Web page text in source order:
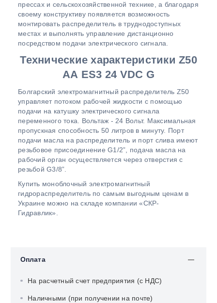
прессах и сельскохозяйственной технике, а благодаря
своему конструктиву появляется возможность
монтировать распределитель в труднодоступных
местах и выполнять управление дистанционно
посредством подачи электрического сигнала.
Технические характеристики Z50
AА ES3 24 VDC G
Болгарский электромагнитный распределитель Z50
управляет потоком рабочей жидкости с помощью
подачи на катушку электрического сигнала
переменного тока. Вольтаж - 24 Вольт. Максимальная
пропускная способность 50 литров в минуту. Порт
подачи масла на распределитель и порт слива имеют
резьбовое присоединение G1/2”, подача масла на
рабочий орган осуществляется через отверстия с
резьбой G3/8”.
Купить моноблочный электромагнитный
гидрораспределитель по самым выгодным ценам в
Украине можно на складе компании «СКР-
Гидравлик».
Оплата
На расчетный счет предприятия (с НДС)
Наличными (при получении на почте)